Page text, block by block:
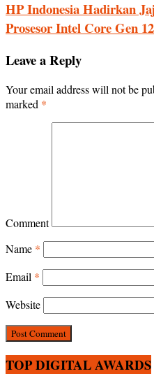
HP Indonesia Hadirkan
Prosesor Intel Core Gen 12
Leave a Reply
Your email address will not be
marked *
Comment
Name *
Email *
Website
TOP DIGITAL AWARDS